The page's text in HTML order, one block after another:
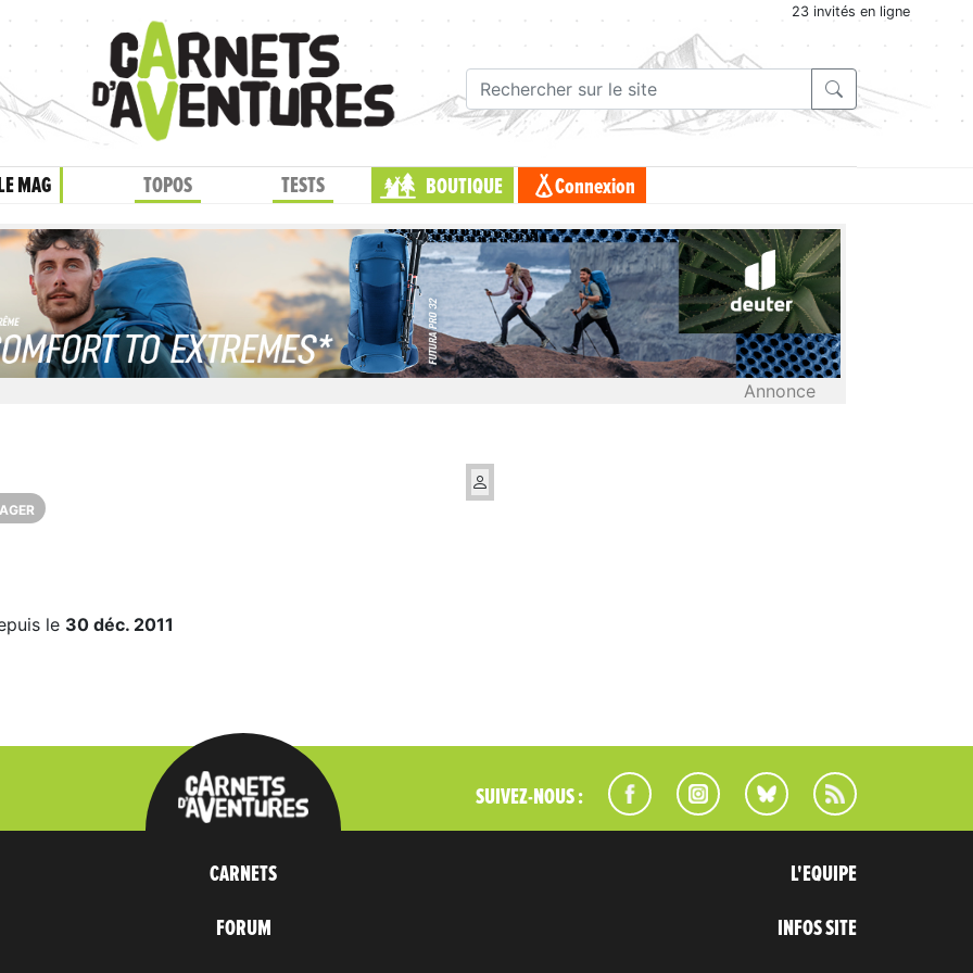
23 invités en ligne
MAG TOPOS TESTS BOUTIQUE Connexion
Annonce
le 30 déc. 2011
SUIVEZ-NOUS :
CARNETS
FORUM
L'EQUIPE
INFOS SITE